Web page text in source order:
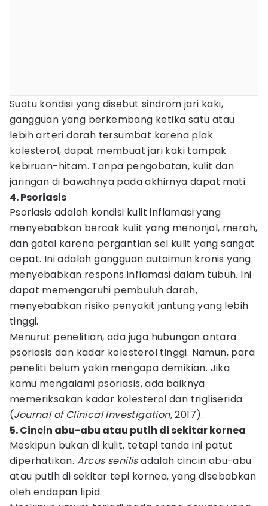
Suatu kondisi yang disebut sindrom jari kaki,
gangguan yang berkembang ketika satu atau
lebih arteri darah tersumbat karena plak
kolesterol, dapat membuat jari kaki tampak
kebiruan-hitam. Tanpa pengobatan, kulit dan
jaringan di bawahnya pada akhirnya dapat mati.
4. Psoriasis
Psoriasis adalah kondisi kulit inflamasi yang
menyebabkan bercak kulit yang menonjol, merah,
dan gatal karena pergantian sel kulit yang sangat
cepat. Ini adalah gangguan autoimun kronis yang
menyebabkan respons inflamasi dalam tubuh. Ini
dapat memengaruhi pembuluh darah,
menyebabkan risiko penyakit jantung yang lebih
tinggi.
Menurut penelitian, ada juga hubungan antara
psoriasis dan kadar kolesterol tinggi. Namun, para
peneliti belum yakin mengapa demikian. Jika
kamu mengalami psoriasis, ada baiknya
memeriksakan kadar kolesterol dan trigliserida
(Journal of Clinical Investigation,2017).
5. Cincin abu-abu atau putih di sekitar kornea
Meskipun bukan di kulit, tetapi tanda ini patut
diperhatikan. Arcus senilisadalah cincin abu-abu
atau putih di sekitar tepi kornea, yang disebabkan
oleh endapan lipid.